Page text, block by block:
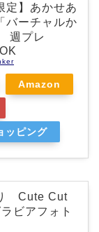
定】あかせあ
バーチャルか
週プレ
Amazon
ッピング
Cute Cut
ビアフォト